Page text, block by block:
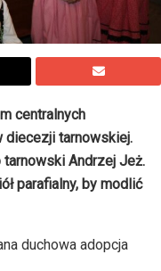
centralnych
diecezji tarnowskiej.
Andrzej Jeż.
parafialny, by modlić
duchowa adopcja